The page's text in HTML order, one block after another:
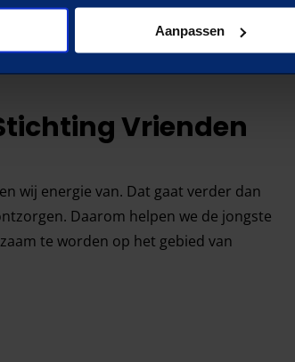
Aanpassen
Vrienden
wij energie van. Dat gaat verder dan
Daarom helpen we de jongste
te worden op het gebied van